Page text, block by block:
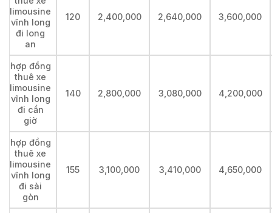
limousine
vĩnh long
đi long
an
120 2,400,000 2,640,000 3,600,000
hợp đồng
thuê xe
limousine
vĩnh long
đi cần
giờ
140 2,800,000 3,080,000 4,200,000
hợp đồng
thuê xe
limousine
vĩnh long
đi sài
gòn
155 3,100,000 3,410,000 4,650,000